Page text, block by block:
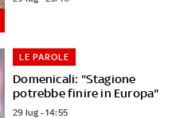
Domenicali: "Stagione
potrebbe finire in Europa"
LE PAROLE
29 lug - 14:55